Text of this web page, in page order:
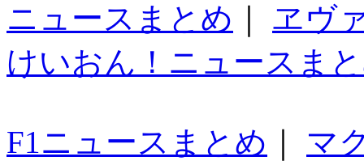
ニュースまとめ
ヱヴ
けいおん！ニュースま
F1ニュースまとめ
マ